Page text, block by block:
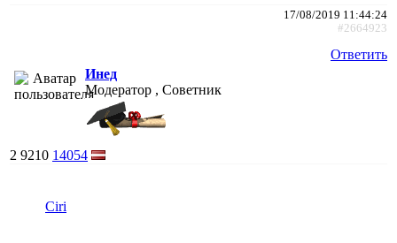
17/08/2019 11:44:24
#2664923
Ответить
Инед
Модератор , Советник
2 9210 14054
Ciri